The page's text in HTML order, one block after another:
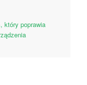
który poprawia